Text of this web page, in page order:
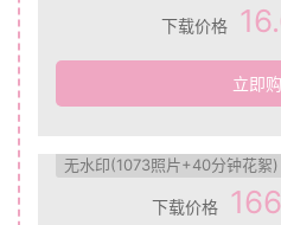
下载价格
立即
无水印(1073照片+40分钟花絮)
下载价格